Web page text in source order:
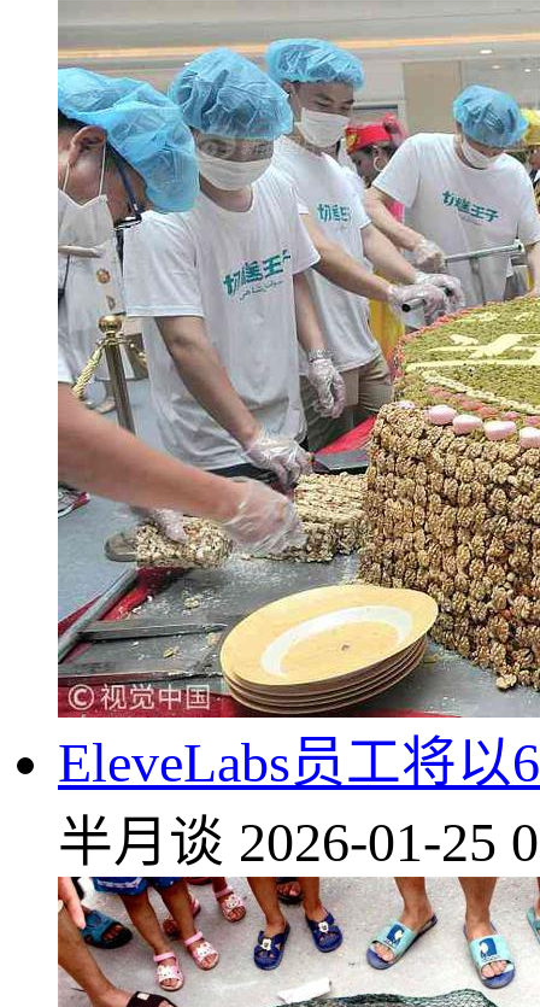
EleveLabs员工将以
半月谈 2026-01-25